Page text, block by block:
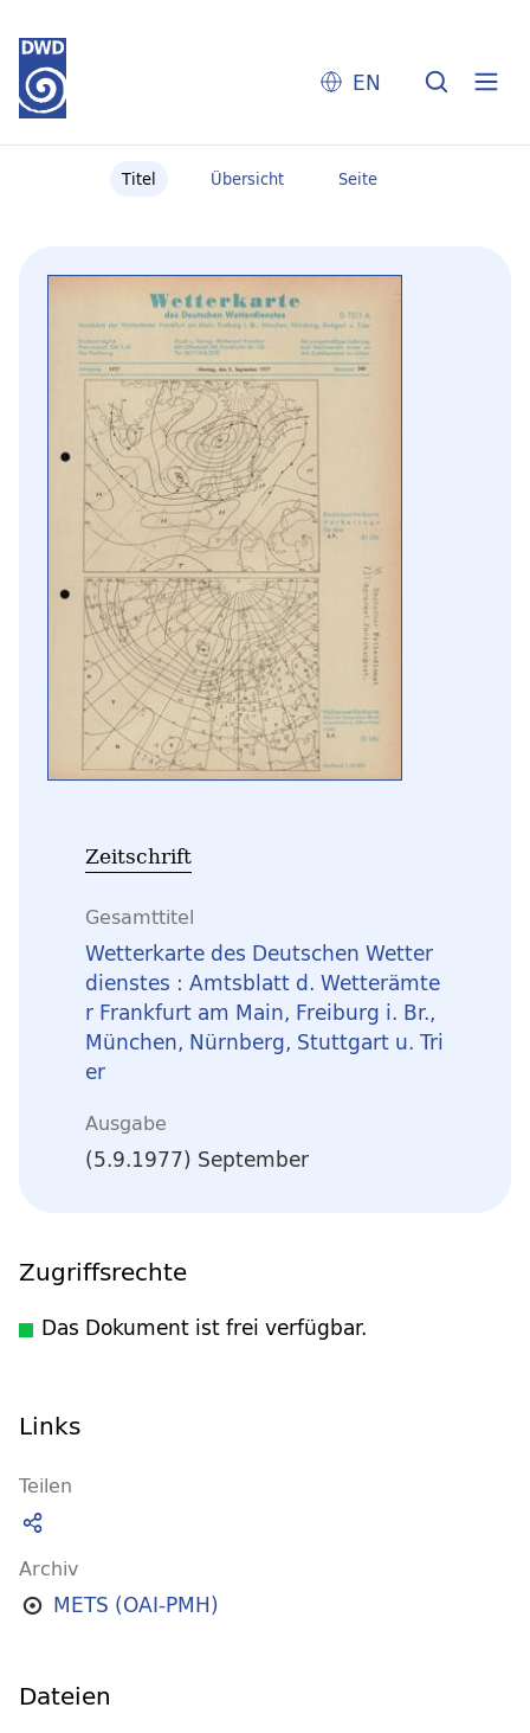
EN
Titel Übersicht Seite
Zeitschrift
Gesamttitel
Wetterkarte des Deutschen Wetter
dienstes : Amtsblatt d. Wetterämte
r Frankfurt am Main, Freiburg i. Br.,
München, Nürnberg, Stuttgart u. Tri
er
Ausgabe
(5.9.1977) September
Zugriffsrechte
Das Dokument ist frei verfügbar.
Links
Teilen
Archiv
METS (OAI-PMH)
Dateien